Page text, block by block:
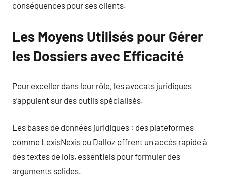
conséquences pour ses clients.
Les Moyens Utilisés pour Gérer
les Dossiers avec Efficacité
Pour exceller dans leur rôle, les avocats juridiques
s’appuient sur des outils spécialisés.
Les bases de données juridiques : des plateformes
comme LexisNexis ou Dalloz offrent un accès rapide à
des textes de lois, essentiels pour formuler des
arguments solides.